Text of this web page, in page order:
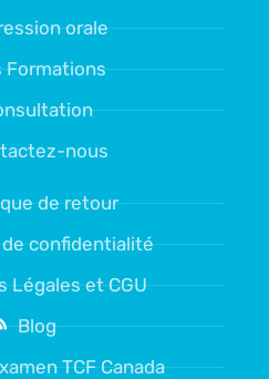
orale
Formations
nous
de retour
confidentialité
Légales et CGU
Blog
TCF Canada